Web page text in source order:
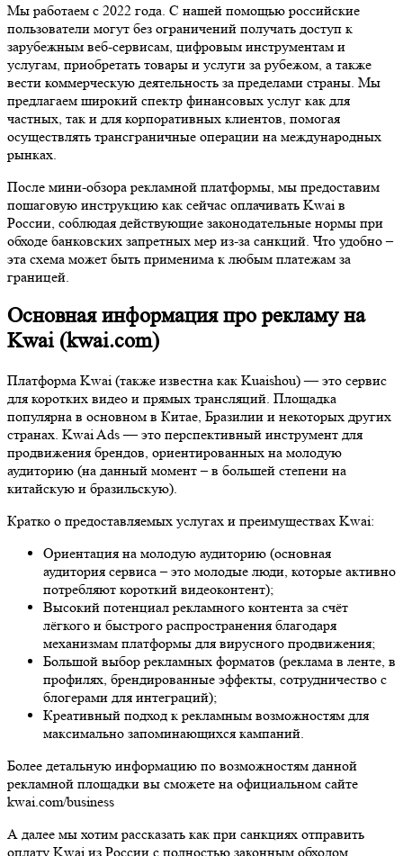
Мы работаем с 2022 года. С нашей помощью российские
пользователи могут без ограничений получать доступ к
зарубежным веб-сервисам, цифровым инструментам и
услугам, приобретать товары и услуги за рубежом, а также
вести коммерческую деятельность за пределами страны. Мы
предлагаем широкий спектр финансовых услуг как для
частных, так и для корпоративных клиентов, помогая
осуществлять трансграничные операции на международных
рынках.
После мини-обзора рекламной платформы, мы предоставим
пошаговую инструкцию как сейчас оплачивать Kwai в
России, соблюдая действующие законодательные нормы при
обходе банковских запретных мер из-за санкций. Что удобно –
эта схема может быть применима к любым платежам за
границей.
Основная информация про рекламу на
Kwai (kwai.com)
Платформа Kwai (также известна как Kuaishou) — это сервис
для коротких видео и прямых трансляций. Площадка
популярна в основном в Китае, Бразилии и некоторых других
странах. Kwai Ads — это перспективный инструмент для
продвижения брендов, ориентированных на молодую
аудиторию (на данный момент – в большей степени на
китайскую и бразильскую).
Кратко о предоставляемых услугах и преимуществах Kwai:
Ориентация на молодую аудиторию (основная
аудитория сервиса – это молодые люди, которые активно
потребляют короткий видеоконтент);
Высокий потенциал рекламного контента за счёт
лёгкого и быстрого распространения благодаря
механизмам платформы для вирусного продвижения;
Большой выбор рекламных форматов (реклама в ленте, в
профилях, брендированные эффекты, сотрудничество с
блогерами для интеграций);
Креативный подход к рекламным возможностям для
максимально запоминающихся кампаний.
Более детальную информацию по возможностям данной
рекламной площадки вы сможете на официальном сайте
kwai.com/business
А далее мы хотим рассказать как при санкциях отправить
оплату Kwai из России с полностью законным обходом